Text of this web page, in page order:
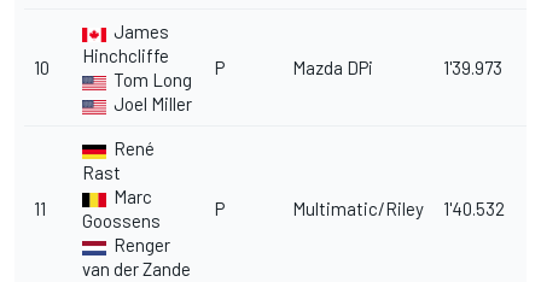
10
James
Hinchcliffe
Tom Long
Joel Miller
P Mazda DPi 1'39.973
11
René
Rast
Marc
Goossens
Renger
van der Zande
P Multimatic/Riley 1'40.532